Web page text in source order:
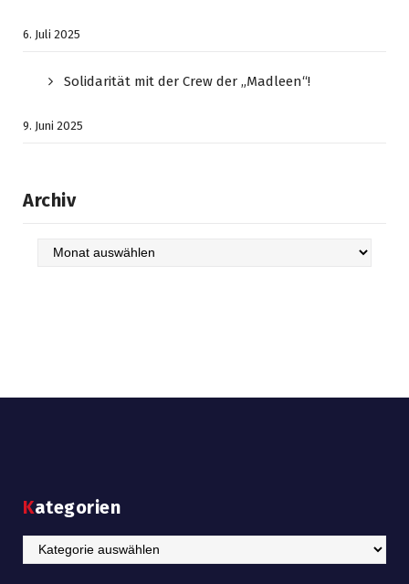
6. Juli 2025
Solidarität mit der Crew der „Madleen“!
9. Juni 2025
Archiv
Archiv
Kategorien
Kategorien